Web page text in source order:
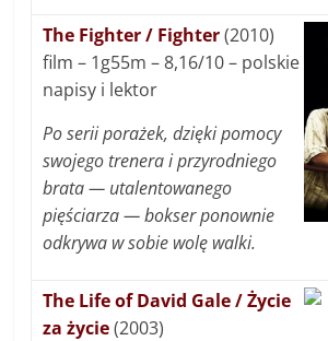
The Fighter / Fighter(2010)
film – 1g55m – 8,16/10 – polskie
napisy i lektor
Po serii porażek, dzięki pomocy
swojego trenera i przyrodniego
brata — utalentowanego
pięściarza — bokser ponownie
odkrywa w sobie wolę walki.
The Life of David Gale / Życie
za życie(2003)